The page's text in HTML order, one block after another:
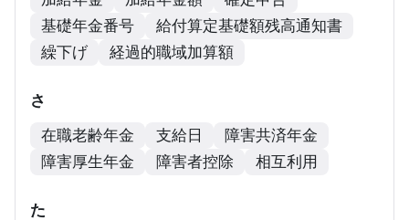
基礎年金番号
給付算定基礎額残高通知書
繰下げ
経過的職域加算額
さ
在職老齢年金
支給日
障害共済年金
障害厚生年金
障害者控除 相互利用
た